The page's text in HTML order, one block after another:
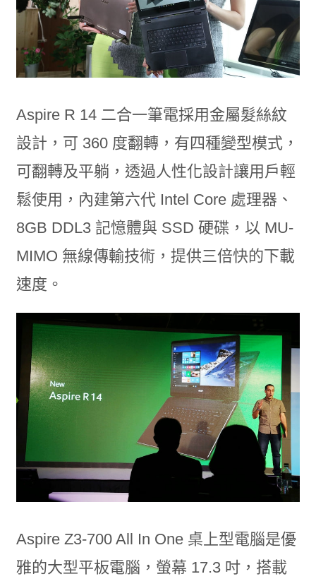
Aspire R 14 二合一筆電採用金屬髮絲紋
設計，可 360 度翻轉，有四種變型模式，
可翻轉及平躺，透過人性化設計讓用戶輕
鬆使用，內建第六代 Intel Core 處理器、
8GB DDL3 記憶體與 SSD 硬碟，以 MU-
MIMO 無線傳輸技術，提供三倍快的下載
速度。
Aspire Z3-700 All In One 桌上型電腦是優
雅的大型平板電腦，螢幕 17.3 吋，搭載